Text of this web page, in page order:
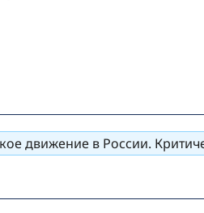
движение в России.